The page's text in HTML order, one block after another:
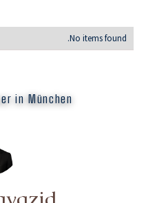
No items found.
in München